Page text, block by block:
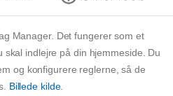
Manager. Det fungerer som et
skal indlejre på din hjemmeside. Du
og konfigurere reglerne, så de
Billede kilde.